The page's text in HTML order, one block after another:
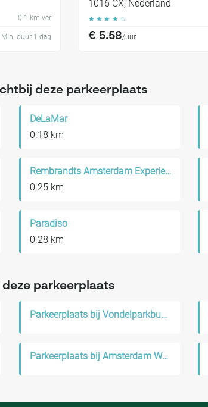
0.1 km ver
Min. duur 1 dag
1016 CX, Nederland
☆ ☆ ☆ ☆ ☆
€ 5.58/uur
deze parkeerplaats
DeLaMar
0.18 km
Rembrandts Amsterdam Experience
0.25 km
Paradiso
0.28 km
parkeerplaats
Parkeerplaats bij Vondelparkbuurt
Parkeerplaats bij Amsterdam West